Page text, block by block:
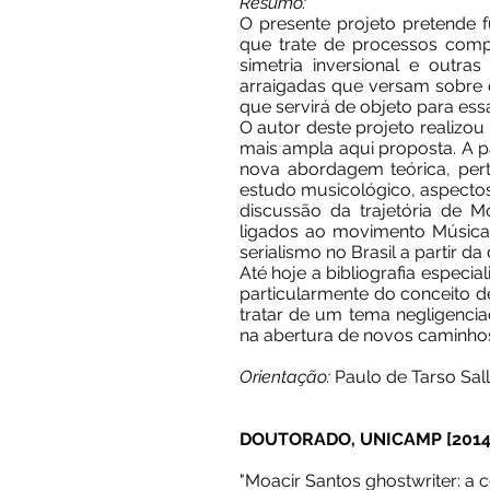
O presente projeto pretende
que trate de processos
simetria inversional e
arraigadas que versam
que servirá de objeto para
O autor deste projeto
mais ampla aqui proposta. A
nova abordagem teórica,
estudo musicológico,
discussão da trajetória de
ligados ao movimento
serialismo no Brasil a partir da
Até hoje a bibliografia
particularmente do conceito
tratar de um tema
na abertura de novos
Orientação: Paulo de Tarso
DOUTORADO, UNICAMP
"Moacir Santos ghostwriter: a